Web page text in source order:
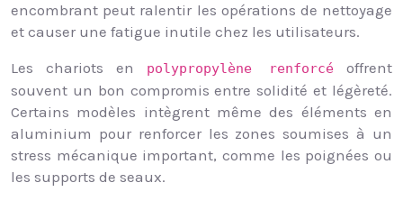
encombrant peut ralentir les opérations de nettoyage
et causer une fatigue inutile chez les utilisateurs.
Les chariots en
polypropylène renforcé offrent
souvent un bon compromis entre solidité et légèreté.
Certains modèles intègrent même des éléments en
aluminium pour renforcer les zones soumises à un
stress mécanique important, comme les poignées ou
les supports de seaux.